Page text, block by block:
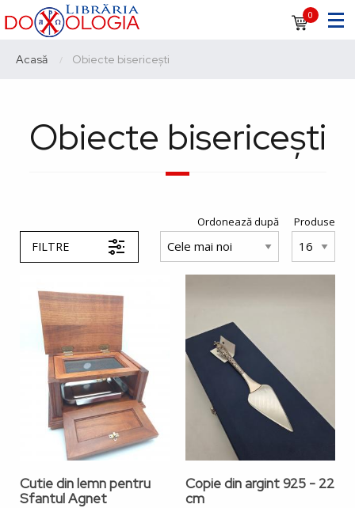
Sari
la
conținutul
Navigare
principală
0
Breadcrumb
Acasă Current:
Obiecte bisericești
Obiecte bisericești
FILTRE
Ordonează după Produse
Cutie din lemn pentru
Sfantul Agnet
Copie din argint 925 - 22
cm